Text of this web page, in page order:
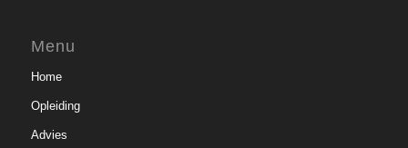
Menu
Home
Opleiding
Advies